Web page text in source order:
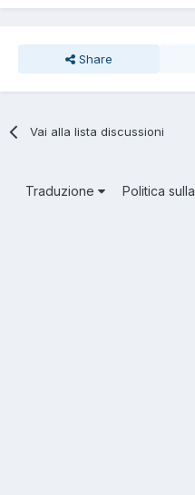
Share
Vai alla lista discussioni
Traduzione Politica